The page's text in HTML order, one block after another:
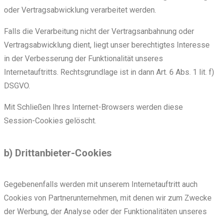
oder Vertragsabwicklung verarbeitet werden.
Falls die Verarbeitung nicht der Vertragsanbahnung oder
Vertragsabwicklung dient, liegt unser berechtigtes Interesse
in der Verbesserung der Funktionalität unseres
Internetauftritts. Rechtsgrundlage ist in dann Art. 6 Abs. 1 lit. f)
DSGVO.
Mit Schließen Ihres Internet-Browsers werden diese
Session-Cookies gelöscht.
b) Drittanbieter-Cookies
Gegebenenfalls werden mit unserem Internetauftritt auch
Cookies von Partnerunternehmen, mit denen wir zum Zwecke
der Werbung, der Analyse oder der Funktionalitäten unseres